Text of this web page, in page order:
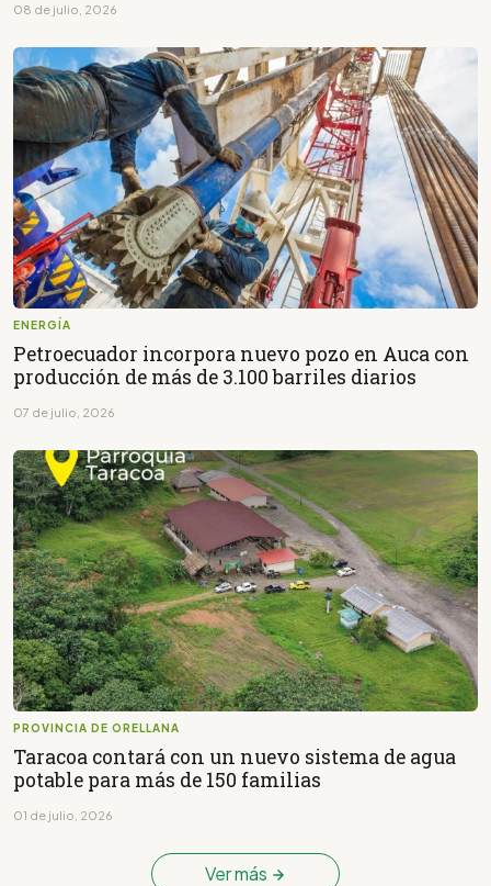
08 de julio, 2026
ENERGÍA
Petroecuador incorpora nuevo pozo en Auca con
producción de más de 3.100 barriles diarios
07 de julio, 2026
PROVINCIA DE ORELLANA
Taracoa contará con un nuevo sistema de agua
potable para más de 150 familias
01 de julio, 2026
Ver más